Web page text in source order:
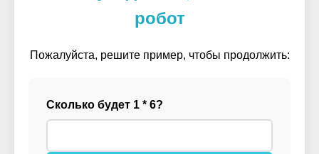
робот
Пожалуйста, решите пример, чтобы продолжить:
Сколько будет 1 * 6?